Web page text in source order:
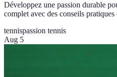
Développez une passion durable
complet avec des conseils pratiques
tennispassion tennis
Aug 5